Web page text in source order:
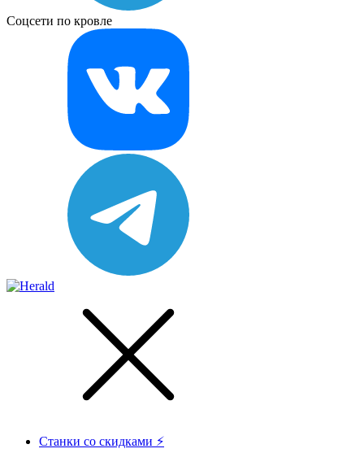
Соцсети по кровле
Станки со скидками ⚡